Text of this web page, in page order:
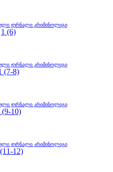
ჟურნალი კრიმინოლიგი
1 (6)
ჟურნალი კრიმინოლიგი
(7-8)
ჟურნალი კრიმინოლიგი
(9-10)
ჟურნალი კრიმინოლიგი
12)